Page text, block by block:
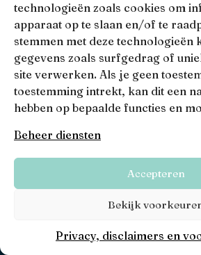
technologieën zoals cookies om
apparaat op te slaan en/of te
stemmen met deze technologieën
gegevens zoals surfgedrag of
site verwerken. Als je geen
toestemming intrekt, kan dit een
hebben op bepaalde functies en
Beheer diensten
Accepteren
Bekijk
Privacy, disclaimers en
Contact
020 811 88 00
Whatsapp
hello@viisi.nl
1058 GV
Locaties
Bekijk
AFM
Viisi Hypotheken is geregistreerd bij de
Registratienummer: 12039833
KiFiD
Niet tevreden over onze interne